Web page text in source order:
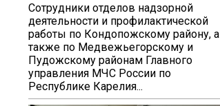
Сотрудники отделов надзорной
деятельности и профилактической
работы по Кондопожскому району, а
также по Медвежьегорскому и
Пудожскому районам Главного
управления МЧС России по
Республике Карелия...